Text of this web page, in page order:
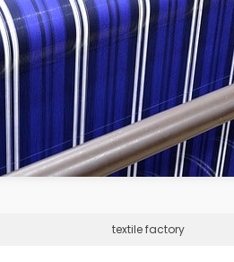
textile factory